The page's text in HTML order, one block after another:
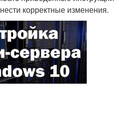
корректные изменения.